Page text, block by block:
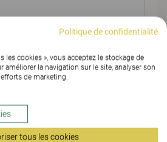
Politique de confidentialité
les cookies », vous acceptez le stockage de
améliorer la navigation sur le site, analyser son
de marketing.
tous les cookies